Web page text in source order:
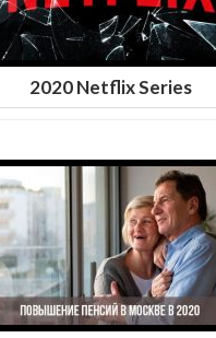
2020 Netflix Series